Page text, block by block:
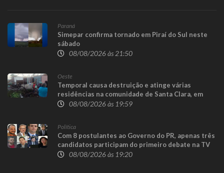
Paraná
Simepar confirma tornado em Piraí do Sul neste
sábado
08/08/2026 às 21:50
Oeste
Temporal causa destruição e atinge várias
residências na comunidade de Santa Clara, em
Candói08/08/2026 às 19:59
Política
Com 8 postulantes ao Governo do PR, apenas três
candidatos participam do primeiro debate na TV
08/08/2026 às 19:20